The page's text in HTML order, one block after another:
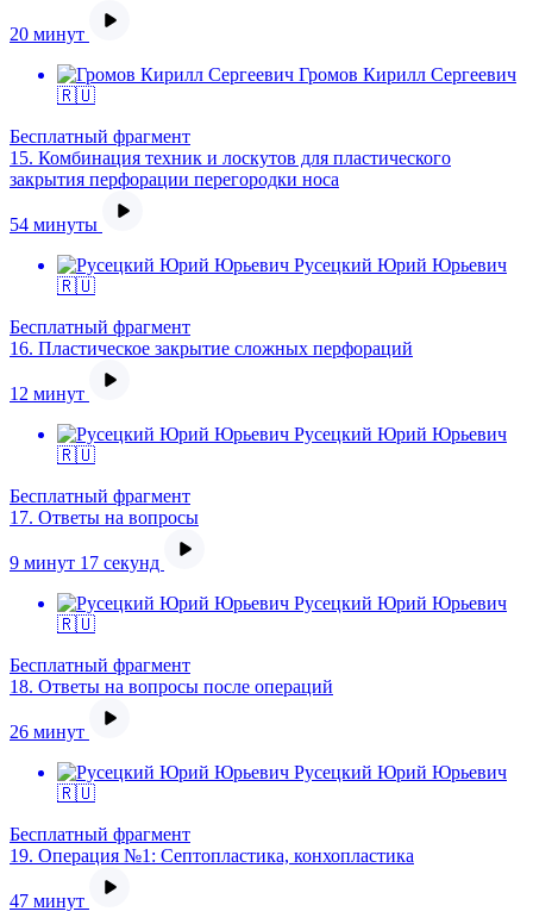
20 минут
Громов Кирилл Сергеевич
🇷🇺
Бесплатный фрагмент
15. Комбинация техник и лоскутов для пластического
закрытия перфорации перегородки носа
54 минуты
Русецкий Юрий Юрьевич
🇷🇺
Бесплатный фрагмент
16. Пластическое закрытие сложных перфораций
12 минут
Русецкий Юрий Юрьевич
🇷🇺
Бесплатный фрагмент
17. Ответы на вопросы
9 минут 17 секунд
Русецкий Юрий Юрьевич
🇷🇺
Бесплатный фрагмент
18. Ответы на вопросы после операций
26 минут
Русецкий Юрий Юрьевич
🇷🇺
Бесплатный фрагмент
19. Операция №1: Септопластика, конхопластика
47 минут